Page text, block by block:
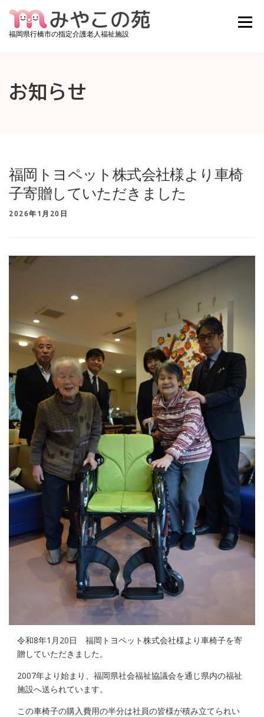
コンテンツへスキップ
福岡県行橋市の指定介護老人福祉施設
メニュ
お知らせ みやこの苑ブログ
お知らせ
福岡トヨペット株式会社様より車椅
子寄贈していただきました
2026年1月20日
令和8年1月20日 福岡トヨペット株式会社様より車椅子を寄
贈していただきました。
2007年より始まり、福岡県社会福祉協議会を通じ県内の福祉
施設へ送られています。
この車椅子の購入費用の半分は社員の皆様が積み立てられい